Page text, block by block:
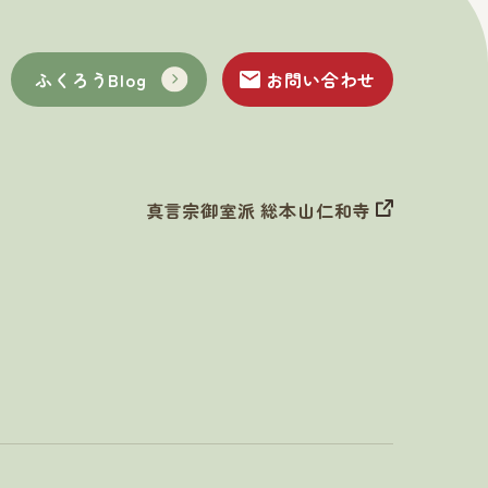
ふくろうBlog お問い合わせ
真言宗御室派 総本山仁和寺